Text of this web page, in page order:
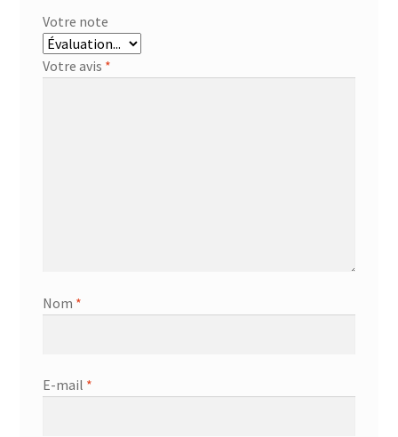
Votre note
Votre avis *
Nom *
E-mail *